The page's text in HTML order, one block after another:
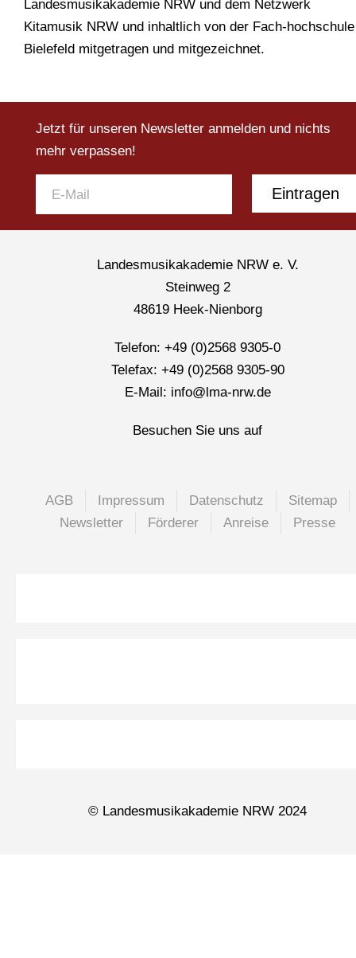
Landesmusikakademie NRW und dem Netzwerk
Kitamusik NRW und inhaltlich von der Fach-hochschule
Bielefeld mitgetragen und mitgezeichnet.
Jetzt für unseren Newsletter anmelden und nichts
mehr verpassen!
Eintragen
Landesmusikakademie NRW e. V.
Steinweg 2
48619 Heek-Nienborg
Telefon: +49 (0)2568 9305-0
Telefax: +49 (0)2568 9305-90
E-Mail: info@lma-nrw.de
Besuchen Sie uns auf
AGB Impressum Datenschutz
Sitemap
Newsletter
Förderer Anreise Presse
© Landesmusikakademie NRW 2024